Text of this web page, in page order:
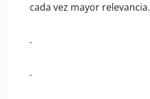
cada vez mayor relevancia.
.
.